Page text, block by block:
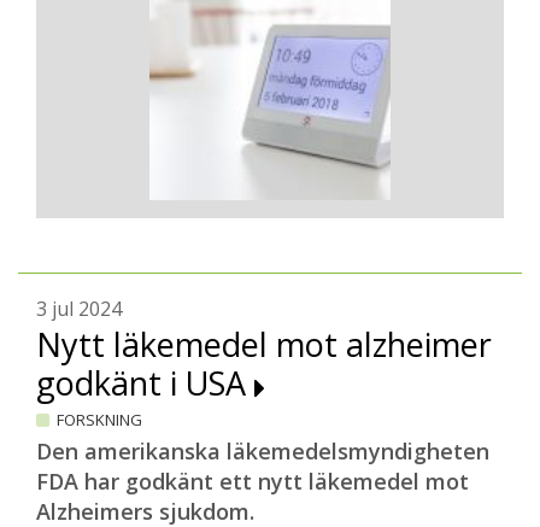
3 jul 2024
Nytt läkemedel mot alzheimer
godkänt i USA
FORSKNING
Den amerikanska läkemedelsmyndigheten
FDA har godkänt ett nytt läkemedel mot
Alzheimers sjukdom.